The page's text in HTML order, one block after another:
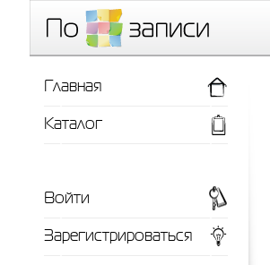
Главная
Каталог
Войти
Зарегистрироваться